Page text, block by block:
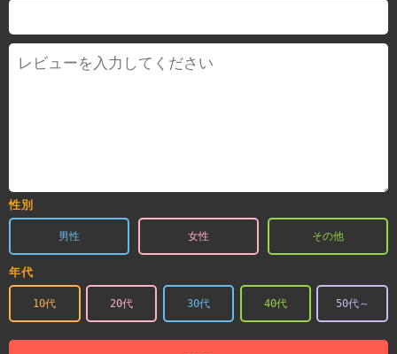
性別
男性 女性 その他
年代
10代 20代 30代 40代 50代～